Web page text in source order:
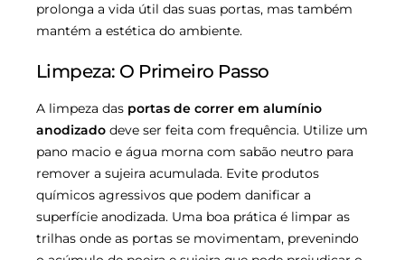
prolonga a vida útil das suas portas, mas também
mantém a estética do ambiente.
Limpeza: O Primeiro Passo
A limpeza das portas de correr em alumínio
anodizado deve ser feita com frequência. Utilize um
pano macio e água morna com sabão neutro para
remover a sujeira acumulada. Evite produtos
químicos agressivos que podem danificar a
superfície anodizada. Uma boa prática é limpar as
trilhas onde as portas se movimentam, prevenindo